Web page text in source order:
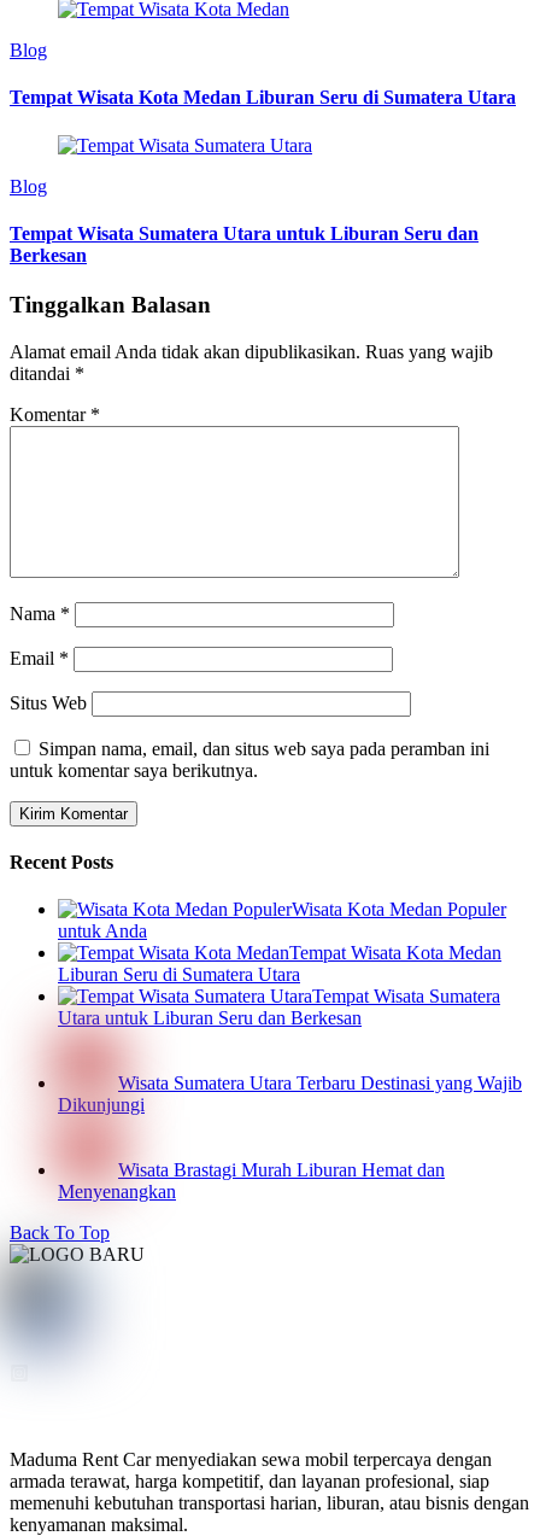
Blog
Tempat Wisata Kota Medan Liburan Seru di Sumatera Utara
Blog
Tempat Wisata Sumatera Utara untuk Liburan Seru dan
Berkesan
Tinggalkan Balasan
Alamat email Anda tidak akan dipublikasikan. Ruas yang wajib
ditandai *
Komentar *
Nama *
Email *
Situs Web
Simpan nama, email, dan situs web saya pada peramban ini
untuk komentar saya berikutnya.
Recent Posts
Wisata Kota Medan Populer
untuk Anda
Tempat Wisata Kota Medan
Liburan Seru di Sumatera Utara
Tempat Wisata Sumatera
Utara untuk Liburan Seru dan Berkesan
Wisata Sumatera Utara Terbaru Destinasi yang Wajib
Dikunjungi
Wisata Brastagi Murah Liburan Hemat dan
Menyenangkan
Back To Top
Maduma Rent Car menyediakan sewa mobil terpercaya dengan
armada terawat, harga kompetitif, dan layanan profesional, siap
memenuhi kebutuhan transportasi harian, liburan, atau bisnis dengan
kenyamanan maksimal.